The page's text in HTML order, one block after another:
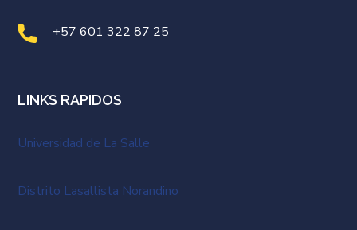
+57 601 322 87 25
LINKS RAPIDOS
Universidad de La Salle
Distrito Lasallista Norandino